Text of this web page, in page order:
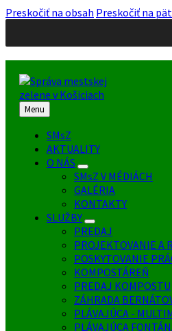
Preskočiť na obsah Preskočiť na
Menu
SMsZ
AKTUALITY
O NÁS
SMsZ V MÉDIÁCH
GALÉRIA
KONTAKTY
SLUŽBY
PREDAJ
PROJEKTOVANIE A
POSKYTOVANIE
KOMPOSTÁREŇ
PREDAJ KOMPOSTU
ZÁHRADA
PLÁVAJÚCA -
PLÁVAJÚCA